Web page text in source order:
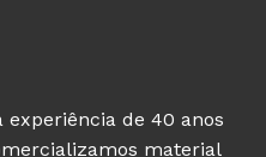
de 40 anos
material